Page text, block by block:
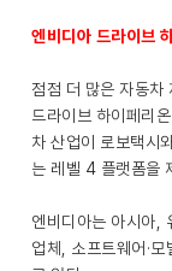
엔비디아 드라이브
점점 더 많은 자동차
드라이브 하이페리
차 산업이 로보택시
는 레벨 4 플랫폼을
엔비디아는 아시아,
업체, 소프트웨어·